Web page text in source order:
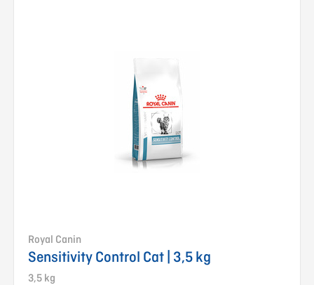
Royal Canin
Sensitivity Control Cat | 3,5 kg
3,5 kg